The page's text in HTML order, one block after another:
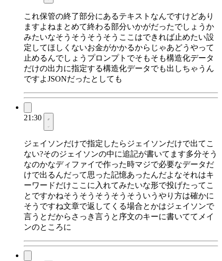
これ保管の終了部分にあるテキストなんですけどあり
ますよねまとめて終わる部分いかがだったでしょうか
みたいなそうそうそうそうここはできれば止めたい設
定してほしくないお金がかかるからじゃあどうやって
止めるんでしょうプロンプトでそもそも構造化データ
だけの出力に指定する構造化データでも出しちゃうん
ですよJSONだったとしても
21:30
ジェイソンだけで指定したらジェイソンだけで出てこ
ない?そのジェイソンの中に追記が書いてます多分そう
なのかなディファイで作った時マジで必要なデータだ
けで出るんだって思った記憶あったんだよなそれはキ
ーワードだけここに入れてみたいな形で投げたってこ
とですかねそうそうそうそうそういうやり方は確かに
そうですね文章で返してくる場合とかはジェイソンで
言うとだからさっき言うと序文のキーに書いててメイ
ンのところに